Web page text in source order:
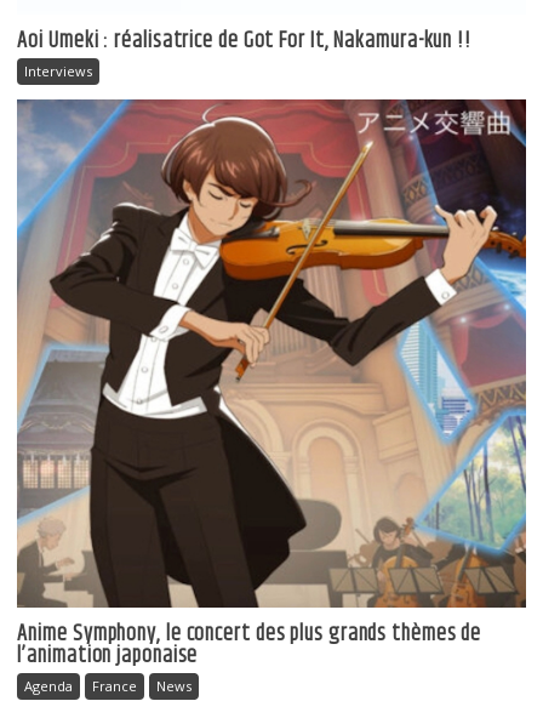
Aoi Umeki : réalisatrice de Got For It, Nakamura-kun !!
Interviews
Anime Symphony, le concert des plus grands thèmes de
l’animation japonaise
Agenda France News